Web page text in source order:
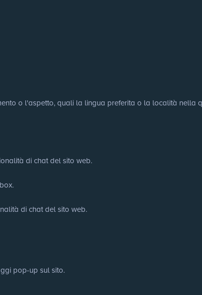
o l'aspetto, quali la lingua preferita o la località nella
di chat del sito web.
di chat del sito web.
pop-up sul sito.